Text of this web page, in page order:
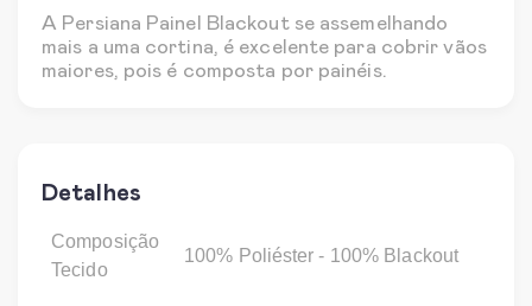
A Persiana Painel Blackout se assemelhando
mais a uma cortina, é excelente para cobrir vãos
maiores, pois é composta por painéis.
Detalhes
Composição
Tecido
100% Poliéster - 100% Blackout